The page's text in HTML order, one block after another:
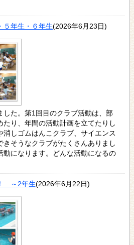
年生・６年生(2026年6月23日)
した。第1回目のクラブ活動は、部
たり、年間の活動計画を立てたりし
消しゴムはんこクラブ、サイエンス
きそうなクラブがたくさんありまし
動になります。どんな活動になるの
～2年生(2026年6月22日)